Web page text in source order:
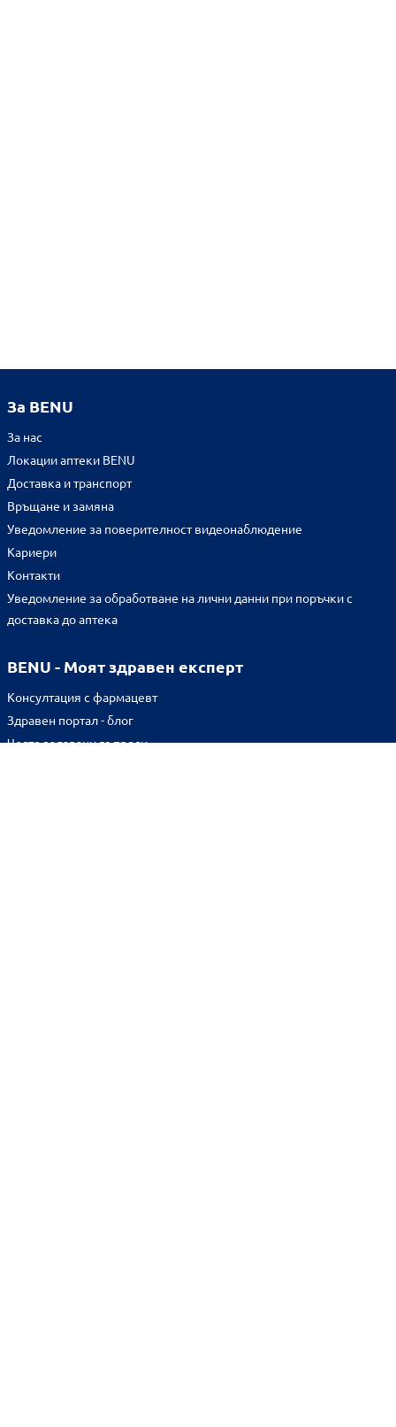
За BENU
За нас
Локации аптеки BENU
Доставка и транспорт
Връщане и замяна
Уведомление за поверителност видеонаблюдение
Кариери
Контакти
Уведомление за обработване на лични данни при поръчки с
доставка до аптека
BENU - Моят здравен експерт
Консултация с фармацевт
Здравен портал - блог
Често задавани въпроси